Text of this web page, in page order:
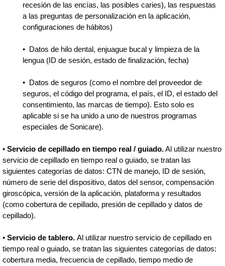
recesión de las encías, las posibles caries), las respuestas
a las preguntas de personalización en la aplicación,
configuraciones de hábitos)
• Datos de hilo dental, enjuague bucal y limpieza de la
lengua (ID de sesión, estado de finalización, fecha)
• Datos de seguros (como el nombre del proveedor de
seguros, el código del programa, el país, el ID, el estado del
consentimiento, las marcas de tiempo). Esto solo es
aplicable si se ha unido a uno de nuestros programas
especiales de Sonicare).
•Servicio de cepillado en tiempo real / guiado.Al utilizar nuestro
servicio de cepillado en tiempo real o guiado, se tratan las
siguientes categorías de datos: CTN de manejo, ID de sesión,
número de serie del dispositivo, datos del sensor, compensación
giroscópica, versión de la aplicación, plataforma y resultados
(como cobertura de cepillado, presión de cepillado y datos de
cepillado).
•Servicio de tablero.Al utilizar nuestro servicio de cepillado en
tiempo real o guiado, se tratan las siguientes categorías de datos:
cobertura media, frecuencia de cepillado, tiempo medio de